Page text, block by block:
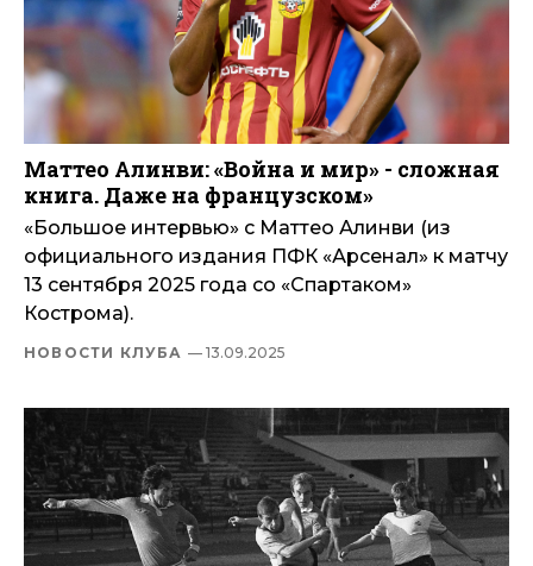
Маттео Алинви: «Война и мир» - сложная
книга. Даже на французском»
«Большое интервью» с Маттео Алинви (из
официального издания ПФК «Арсенал» к матчу
13 сентября 2025 года со «Спартаком»
Кострома).
НОВОСТИ КЛУБА — 13.09.2025